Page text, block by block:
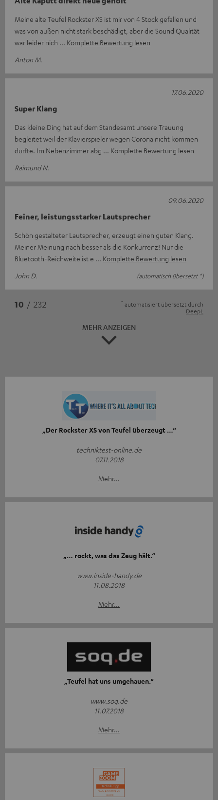
Meine alte Teufel Rockster XS ist mir von 4 Stock gefallen und
was von außen nicht stark beschädigt, aber die Sound Qualität
war leider nich
Komplette Bewertung lesen
Anton M.
Super Klang
Das kleine Ding hat auf dem Standesamt unsere Trauung
begleitet weil der Klavierspieler wegen Corona nicht kommen
durfte. Im Nebenzimmer abg
Komplette Bewertung lesen
Raimund N.
17.06.2020
Feiner, leistungsstarker Lautsprecher
Schön gestalteter Lautsprecher, erzeugt einen guten Klang.
Meiner Meinung nach besser als die Konkurrenz! Nur die
Bluetooth-Reichweite ist e
Komplette Bewertung lesen
John D.
(automatisch übersetzt *)
09.06.2020
10 / 232 * automatisiert übersetzt durch
DeepL
MEHR ANZEIGEN
„Der Rockster XS von Teufel überzeugt …“
techniktest-online.de
07.11.2018
Mehr...
„… rockt, was das Zeug hält.“
www.inside-handy.de
11.08.2018
Mehr...
„Teufel hat uns umgehauen.“
www.soq.de
11.07.2018
Mehr...